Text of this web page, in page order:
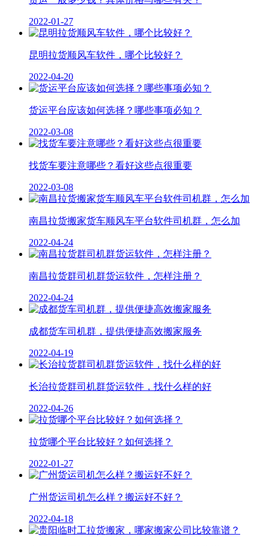
2022-01-27
昆明拉货顺风车软件，哪个比较好？
2022-04-20
货运平台应该如何选择？哪些事项必知？
2022-03-08
找货车要注意哪些？看好这些点很重要
2022-03-08
南昌拉货搬家货车顺风车平台软件司机群，怎么加
2022-04-24
南昌拉货群司机群货运软件，怎样注册？
2022-04-24
成都货车司机群，提供便捷高效搬家服务
2022-04-19
长治拉货群司机群货运软件，找什么样的好
2022-04-26
拉货哪个平台比较好？如何选择？
2022-01-27
广州货运司机怎么样？搬运好不好？
2022-04-18